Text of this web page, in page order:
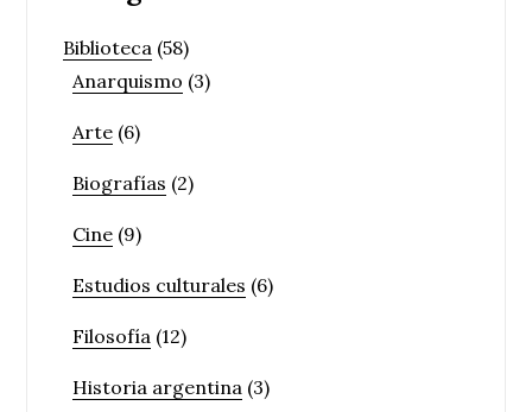
Biblioteca (58)
Anarquismo (3)
Arte (6)
Biografías (2)
Cine (9)
Estudios culturales (6)
Filosofía (12)
Historia argentina (3)